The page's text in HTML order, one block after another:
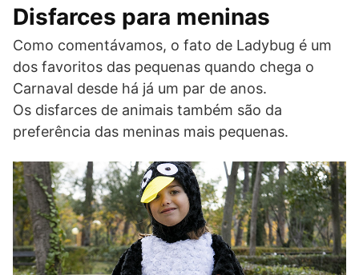
Disfarces para meninas
Como comentávamos, o fato de Ladybug é um
dos favoritos das pequenas quando chega o
Carnaval desde há já um par de anos.
Os disfarces de animais também são da
preferência das meninas mais pequenas.